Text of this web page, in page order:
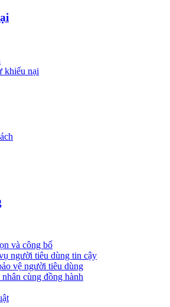
khiếu nại
và công bố
người tiêu dùng tin cậy
vệ người tiêu dùng
cùng đồng hành